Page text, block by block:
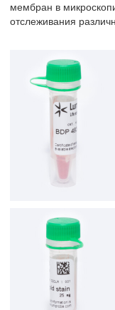
мембран в
отслеживания